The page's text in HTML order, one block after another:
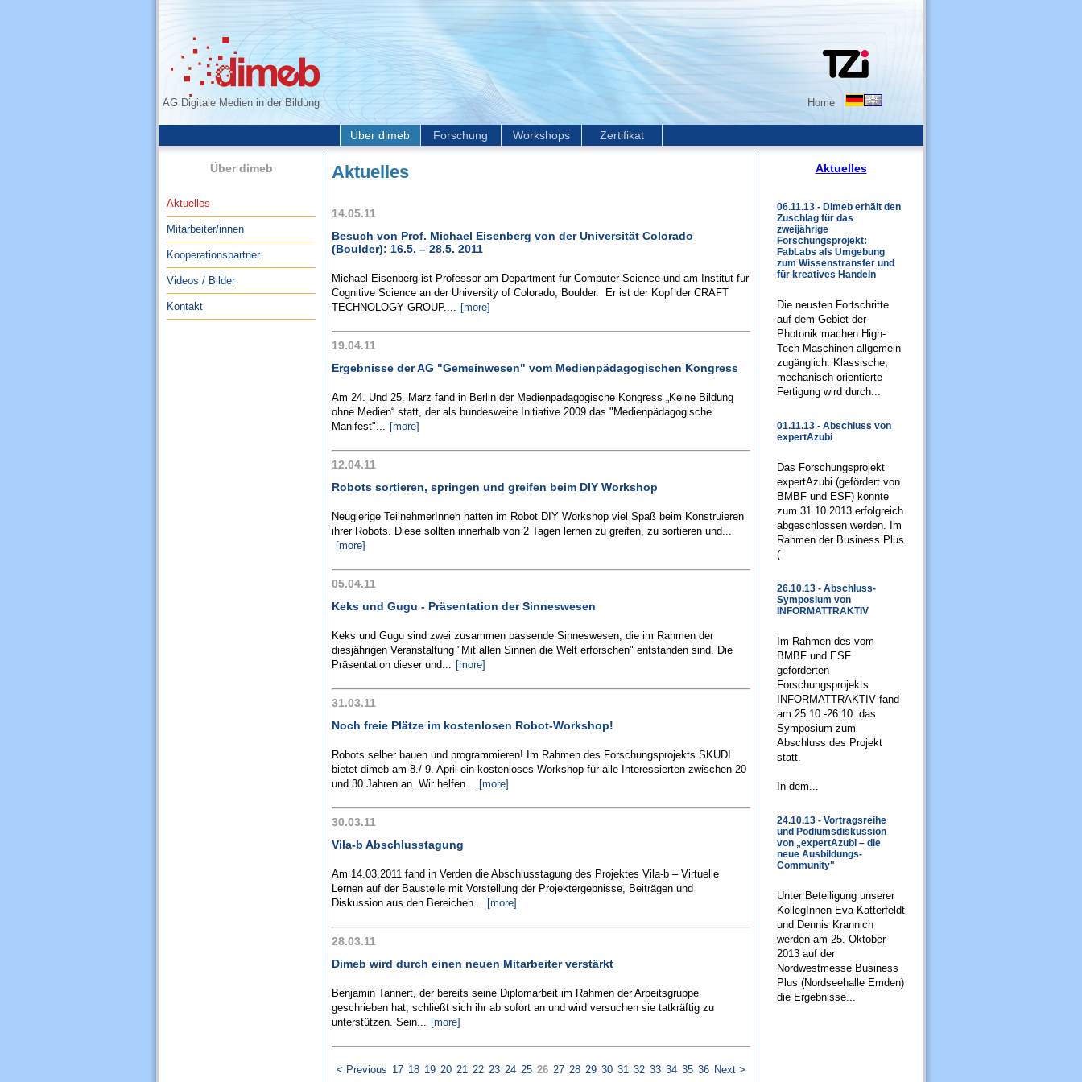
AG Digitale Medien in der Bildung Home
Über dimeb Forschung Workshops Zertifikat
Über dimeb
Aktuelles
Mitarbeiter/innen
Kooperationspartner
Videos / Bilder
Kontakt
Aktuelles
14.05.11
Besuch von Prof. Michael Eisenberg von der Universität Colorado
(Boulder): 16.5. – 28.5. 2011
Michael Eisenberg ist Professor am Department für Computer Science und am Institut für
Cognitive Science an der University of Colorado, Boulder. Er ist der Kopf der CRAFT
TECHNOLOGY GROUP.... [more]
19.04.11
Ergebnisse der AG "Gemeinwesen" vom Medienpädagogischen Kongress
Am 24. Und 25. März fand in Berlin der Medienpädagogische Kongress „Keine Bildung
ohne Medien“ statt, der als bundesweite Initiative 2009 das "Medienpädagogische
Manifest"... [more]
12.04.11
Robots sortieren, springen und greifen beim DIY Workshop
Neugierige TeilnehmerInnen hatten im Robot DIY Workshop viel Spaß beim Konstruieren
ihrer Robots. Diese sollten innerhalb von 2 Tagen lernen zu greifen, zu sortieren und...
[more]
05.04.11
Keks und Gugu - Präsentation der Sinneswesen
Keks und Gugu sind zwei zusammen passende Sinneswesen, die im Rahmen der
diesjährigen Veranstaltung "Mit allen Sinnen die Welt erforschen" entstanden sind. Die
Präsentation dieser und... [more]
31.03.11
Noch freie Plätze im kostenlosen Robot-Workshop!
Robots selber bauen und programmieren! Im Rahmen des Forschungsprojekts SKUDI
bietet dimeb am 8./ 9. April ein kostenloses Workshop für alle Interessierten zwischen 20
und 30 Jahren an. Wir helfen... [more]
30.03.11
Vila-b Abschlusstagung
Am 14.03.2011 fand in Verden die Abschlusstagung des Projektes Vila-b – Virtuelle
Lernen auf der Baustelle mit Vorstellung der Projektergebnisse, Beiträgen und
Diskussion aus den Bereichen... [more]
28.03.11
Dimeb wird durch einen neuen Mitarbeiter verstärkt
Benjamin Tannert, der bereits seine Diplomarbeit im Rahmen der Arbeitsgruppe
geschrieben hat, schließt sich ihr ab sofort an und wird versuchen sie tatkräftig zu
unterstützen. Sein... [more]
< Previous 17 18 19 20 21 22 23 24 25 26 27 28 29 30 31 32 33 34 35 36 Next >
Aktuelles
06.11.13 - Dimeb erhält den
Zuschlag für das
zweijährige
Forschungsprojekt:
FabLabs als Umgebung
zum Wissenstransfer und
für kreatives Handeln
Die neusten Fortschritte
auf dem Gebiet der
Photonik machen High-
Tech-Maschinen allgemein
zugänglich. Klassische,
mechanisch orientierte
Fertigung wird durch...
01.11.13 - Abschluss von
expertAzubi
Das Forschungsprojekt
expertAzubi (gefördert von
BMBF und ESF) konnte
zum 31.10.2013 erfolgreich
abgeschlossen werden. Im
Rahmen der Business Plus
(
26.10.13 - Abschluss-
Symposium von
INFORMATTRAKTIV
Im Rahmen des vom
BMBF und ESF
geförderten
Forschungsprojekts
INFORMATTRAKTIV fand
am 25.10.-26.10. das
Symposium zum
Abschluss des Projekt
statt.
In dem...
24.10.13 - Vortragsreihe
und Podiumsdiskussion
von „expertAzubi – die
neue Ausbildungs‐
Community"
Unter Beteiligung unserer
KollegInnen Eva Katterfeldt
und Dennis Krannich
werden am 25. Oktober
2013 auf der
Nordwestmesse Business
Plus (Nordseehalle Emden)
die Ergebnisse...